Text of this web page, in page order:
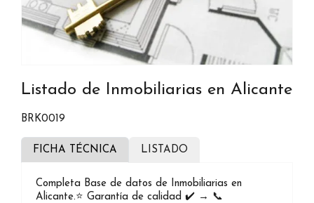
Listado de Inmobiliarias en Alicante
BRK0019
FICHA TÉCNICA LISTADO
Completa Base de datos de Inmobiliarias en
Alicante.⭐️ Garantía de calidad ✔️ → 📞